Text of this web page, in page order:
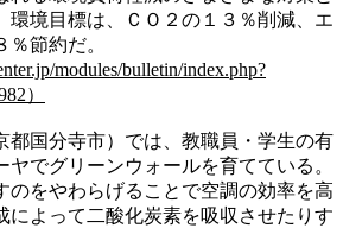
環境目標は、ＣＯ２の１３％削減、エ
節約だ。
modules/bulletin/index.php?
）
都国分寺市）では、教職員・学生の有
でグリーンウォールを育てている。
のをやわらげることで空調の効率を高
によって二酸化炭素を吸収させたりす